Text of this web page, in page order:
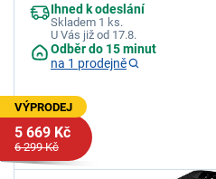
Ihned k odeslání
Skladem 1 ks.
U Vás již od 17.8.
Odběr do 15 minut
na 1 prodejně
VÝPRODEJ
5 669 Kč
6 299 Kč